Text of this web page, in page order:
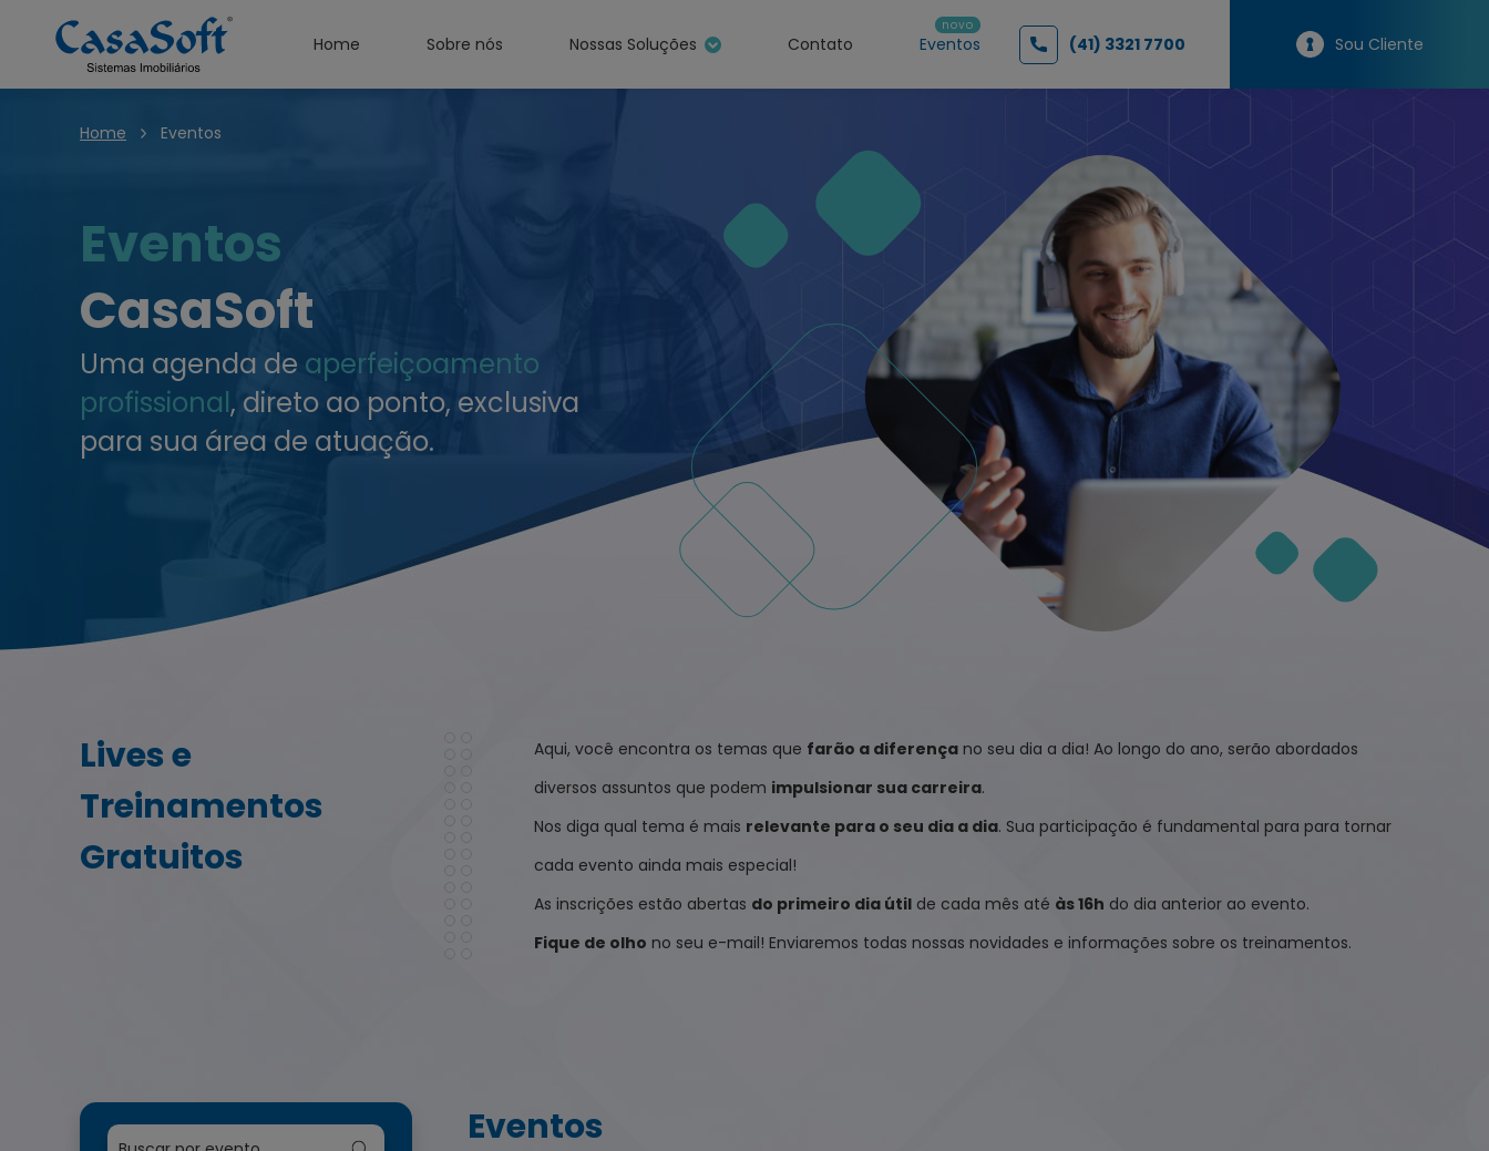
Home Sobre nós Nossas Soluções Contato Eventos (41) 3321 7700 Sou Cliente
Home Eventos
Eventos
CasaSoft
Uma agenda de aperfeiçoamento
profissional, direto ao ponto, exclusiva
para sua área de atuação.
Lives e
Treinamentos
Gratuitos
Aqui, você encontra os temas que farão a diferençano seu dia a dia! Ao longo do ano, serão abordados
diversos assuntos que podem impulsionar sua carreira.
Nos diga qual tema é mais relevante para o seu dia a dia. Sua participação é fundamental para para tornar
cada evento ainda mais especial!
As inscrições estão abertas do primeiro dia útilde cada mês até às 16h do dia anterior ao evento.
Fique de olho no seu e-mail! Enviaremos todas nossas novidades e informações sobre os treinamentos.
Eventos